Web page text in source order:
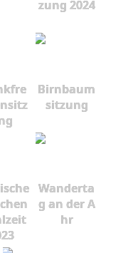
zung 2024
Birnbaum
sitzung
Wanderta
g an der A
hr